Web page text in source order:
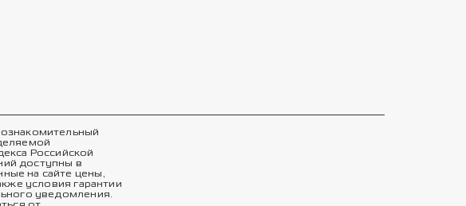
Российской
доступны в
на сайте цены,
условия гарантии
уведомления.